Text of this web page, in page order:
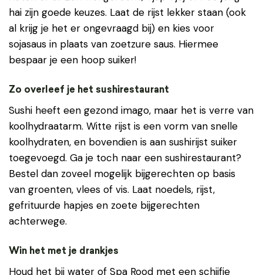
hai zijn goede keuzes. Laat de rijst lekker staan (ook
al krijg je het er ongevraagd bij) en kies voor
sojasaus in plaats van zoetzure saus. Hiermee
bespaar je een hoop suiker!
Zo overleef je het sushirestaurant
Sushi heeft een gezond imago, maar het is verre van
koolhydraatarm. Witte rijst is een vorm van snelle
koolhydraten, en bovendien is aan sushirijst suiker
toegevoegd. Ga je toch naar een sushirestaurant?
Bestel dan zoveel mogelijk bijgerechten op basis
van groenten, vlees of vis. Laat noedels, rijst,
gefrituurde hapjes en zoete bijgerechten
achterwege.
Win het met je drankjes
Houd het bij water of Spa Rood met een schijfje